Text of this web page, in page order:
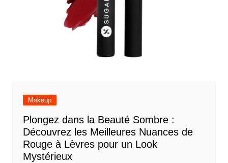
Makeup
Plongez dans la Beauté Sombre :
Découvrez les Meilleures Nuances de
Rouge à Lèvres pour un Look
Mystérieux